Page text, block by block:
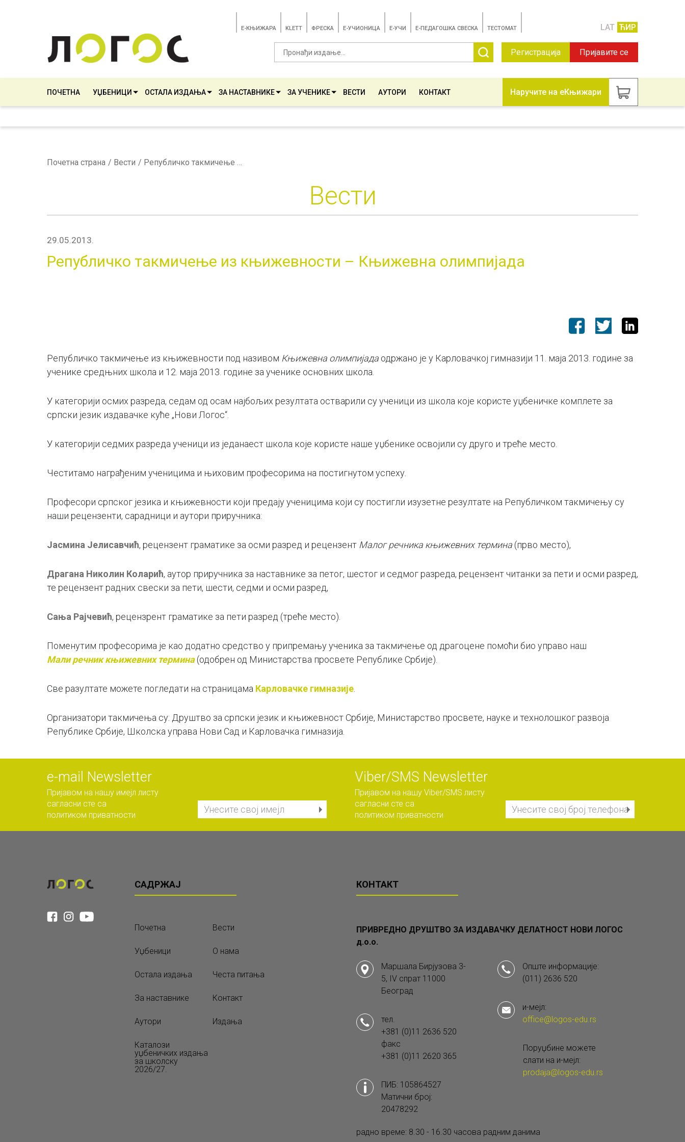
E-КЊИЖАРА KLETT ФРЕСКА E-УЧИОНИЦА E-УЧИ Е-ПЕДАГОШКА СВЕСКА TЕСТОМАТ LAT ЋИР
Регистрација Пријавите се
ПОЧЕТНА УЏБЕНИЦИ ОСТАЛА ИЗДАЊА ЗА НАСТАВНИКЕ ЗА УЧЕНИКЕ ВЕСТИ АУТОРИ КОНТАКТ Наручите на еКњижари
Почетна страна Вести Републичко такмичење из књижевности – Књижевна олимпијада
Вести
29.05.2013.
Републичко такмичење из књижевности – Књижевна олимпијада
Републичко такмичење из књижевности под називом Књижевна олимпијада одржано је у Карловачкој гимназији 11. маја 2013. године за
ученике средњних школа и 12. маја 2013. године за ученике основних школа.
У категорији осмих разреда, седам од осам најбољих резултата остварили су ученици из школа које користе уџбеничке комплете за
српски језик издавачке куће „Нови Логос“.
У категорији седмих разреда ученици из једанаест школа које користе наше уџбенике освојили су друго и треће место.
Честитамо награђеним ученицима и њиховим професорима на постигнутом успеху.
Професори српског језика и књижевности који предају ученицима који су постигли изузетне резултате на Републичком такмичењу су
наши рецензенти, сарадници и аутори приручника:
Јасмина Јелисавчић, рецензент граматике за осми разред и рецензент Малог речника књижевних термина (прво место),
Драгана Николин Коларић, аутор приручника за наставнике за петог, шестог и седмог разреда, рецензент читанки за пети и осми разред,
те рецензент радних свески за пети, шести, седми и осми разред,
Сања Рајчевић, рецензрент граматике за пети разред (треће место).
Поменутим професорима је као додатно средство у припремању ученика за такмичење од драгоцене помоћи био управо наш
Мали речник књижевних термина(одобрен од Министарства просвете Републике Србије).
Све разултате можете погледати на страницама Карловачке гимназије
Организатори такмичења су: Друштво за српски језик и књижевност Србије, Министарство просвете, науке и технолошког развоја
Републике Србије, Школска управа Нови Сад и Карловачка гимназија.
е-mail Newsletter
Пријавом на нашу имејл листу
сагласни сте са
политиком приватности
Viber/SMS Newsletter
Пријавом на нашу Viber/SMS листу
сагласни сте са
политиком приватности
САДРЖАЈ
Почетна Вести
Уџбеници О нама
Остала издања Честа питања
За наставнике Контакт
Аутори Издања
Каталози
уџбеничких издања
за школску
2026/27.
КОНТАКТ
ПРИВРЕДНО ДРУШТВО ЗА ИЗДАВАЧКУ ДЕЛАТНОСТ НОВИ ЛОГОС
д.о.о.
Маршала Бирјузова 3-
5, IV спрат 11000
Београд
тел.
+381 (0)11 2636 520
факс
+381 (0)11 2620 365
ПИБ: 105864527
Матични број:
20478292
Опште информације:
(011) 2636 520
и-мејл:
office@logos-edu.rs
Поруџбине можете
слати на и-мејл:
prodaja@logos-edu.rs
радно време: 8.30 - 16.30 часова радним данима